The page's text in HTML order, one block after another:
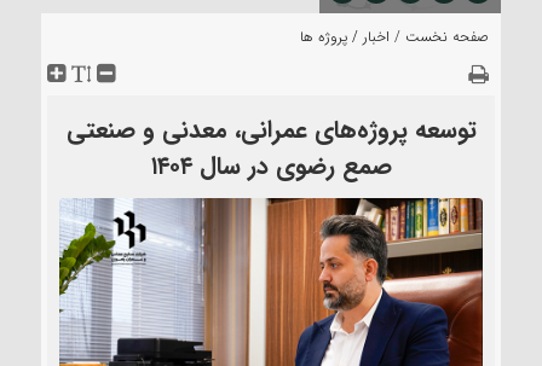
صفحه نخست / اخبار / پروژه ها
توسعه پروژه‌های عمرانی، معدنی و صنعتی
صمع رضوی در سال ۱۴۰۴